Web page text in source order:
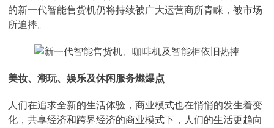
的新一代智能售货机仍将持续被广大运营商所青睐，被市场
所追捧。
美妆、潮玩、娱乐及休闲服务燃爆点
人们在追求全新的生活体验，商业模式也在悄悄的发生着变
化，共享经济和跨界经济的商业模式下，人们的生活更趋向